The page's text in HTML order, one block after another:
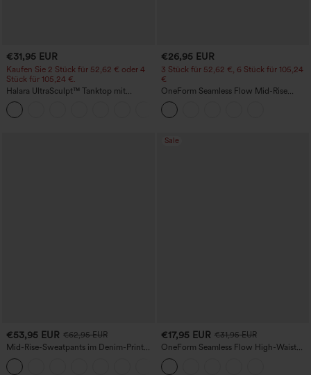
€31,95 EUR
Kaufen Sie 2 Stück für 52,62 € oder 4
Stück für 105,24 €.
Halara UltraSculpt™ Tanktop mit
Rundhalsausschnitt und
geschwungenem Saum
€26,95 EUR
3 Stück für 52,62 €, 6 Stück für 105,24
€
OneForm Seamless Flow Mid-Rise
Yoga-Leggings - mittelhoher Bund,
bauchformend und mit Po-Lifting-
Effekt
€53,95 EUR €62,95 EUR
Mid-Rise-Sweatpants im Denim-Print
aus French Terry, lässig, mit Taschen
Sale
€17,95 EUR €31,95 EUR
OneForm Seamless Flow High-Waist
Yogaleggings – nahtlos, mit hoher
Taille, bauchformend und mit